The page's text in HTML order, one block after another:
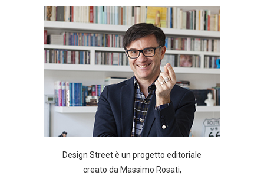
Design Street è un progetto editoriale
creato da Massimo Rosati,